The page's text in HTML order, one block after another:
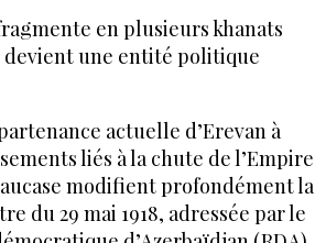
en plusieurs khanats
devient une entité politique
actuelle d’Erevan à
liés à la chute de l’Empire
modifient profondément la
du 29 mai 1918, adressée par le